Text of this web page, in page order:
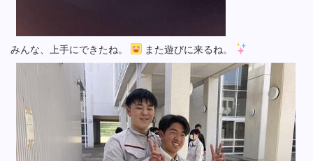
みんな、上手にできたね。 また遊びに来るね。